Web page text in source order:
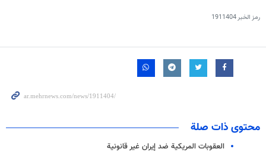
رمز الخبر1911404
محتوى ذات صلة
العقوبات المريكية ضد إيران غير قانونية